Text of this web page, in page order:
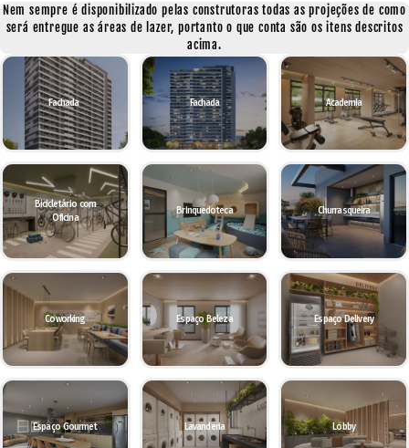
Nem sempre é disponibilizado pelas construtoras todas as projeções de como
será entregue as áreas de lazer, portanto o que conta são os itens descritos
acima.
Fachada Fachada Academia
Bicicletário com
Oficina
Brinquedoteca Churrasqueira
Coworking Espaço Beleza Espaço Delivery
Espaço Gourmet Lavanderia Lobby